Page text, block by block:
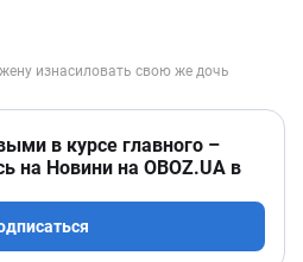
в курсе главного –
на Новини на OBOZ.UA в